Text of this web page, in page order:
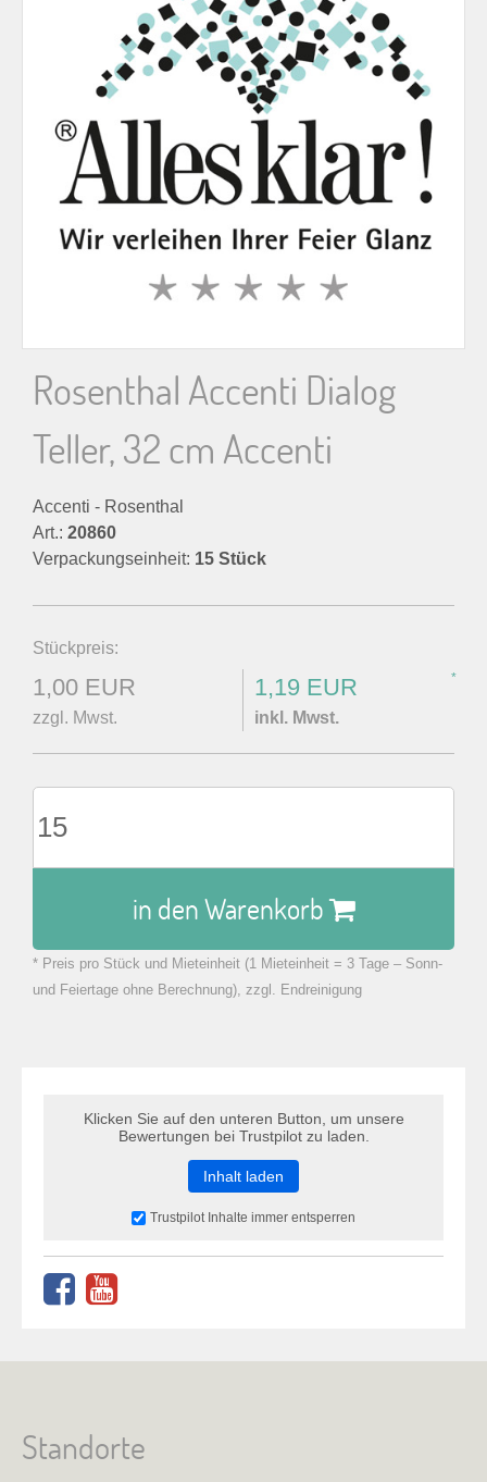
a
h
Rosenthal Accenti Dialog
Teller, 32 cm Accenti
Accenti - Rosenthal
Art.: 20860
Verpackungseinheit: 15 Stück
Stückpreis:
1,00 EUR
zzgl. Mwst.
1,19 EUR *
inkl. Mwst.
in den Warenkorb
zu Warenkorb hinzugefügt.
* Preis pro Stück und Mieteinheit (1 Mieteinheit = 3 Tage – Sonn-
und Feiertage ohne Berechnung), zzgl. Endreinigung
Klicken Sie auf den unteren Button, um unsere
Bewertungen bei Trustpilot zu laden.
Inhalt laden
Trustpilot Inhalte immer entsperren
Standorte